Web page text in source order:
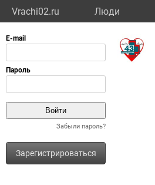
Vrachi02.ru Люди
Забыли пароль?
Зарегистрироваться